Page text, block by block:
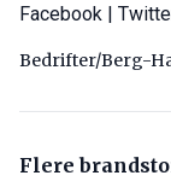
Facebook |
Bedrifter/Berg-
Flere